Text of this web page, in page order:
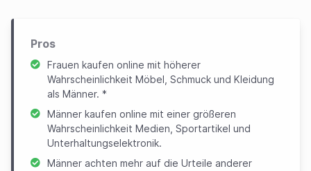
Pros
Frauen kaufen online mit höherer
Wahrscheinlichkeit Möbel, Schmuck und Kleidung
als Männer. *
Männer kaufen online mit einer größeren
Wahrscheinlichkeit Medien, Sportartikel und
Unterhaltungselektronik.
Männer achten mehr auf die Urteile anderer